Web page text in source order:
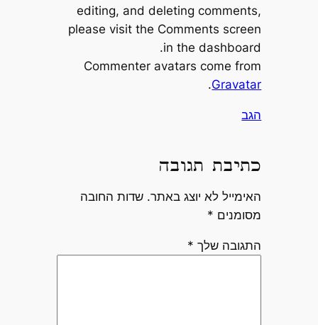
editing, and deleting comments,
please visit the Comments screen
in the dashboard.
Commenter avatars come from
Gravatar
.
הגב
כתיבת תגובה
האימייל לא יוצג באתר. שדות החובה
מסומנים *
התגובה שלך *